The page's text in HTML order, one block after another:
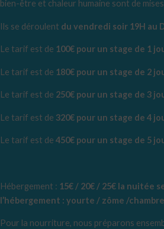
bien-être et chaleur humaine sont de
Ils se déroulent du vendredi soir 19H au
Le tarif est de 100€ pour un stage de 1
Le tarif est de 180€ pour un stage de 2
Le tarif est de 250€ pour un stage de 3
Le tarif est de 320€ pour un stage de 4
Le tarif est de 450€ pour un stage de 5
Hébergement : 15€ / 20€ / 25€ la nuitée
l’hébergement : yourte / zôme /
Pour la nourriture, nous préparons